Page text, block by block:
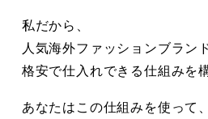
私だから、
人気海外ファッションブラン
格安で仕入れできる仕組みを
あなたはこの仕組みを使って、